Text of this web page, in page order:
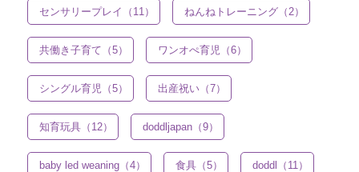
センサリープレイ（11） ねんねトレーニング（2）
共働き子育て（5） ワンオぺ育児（6）
シングル育児（5） 出産祝い（7）
知育玩具（12） doddljapan（9）
baby led weaning（4） 食具（5） doddl（11）